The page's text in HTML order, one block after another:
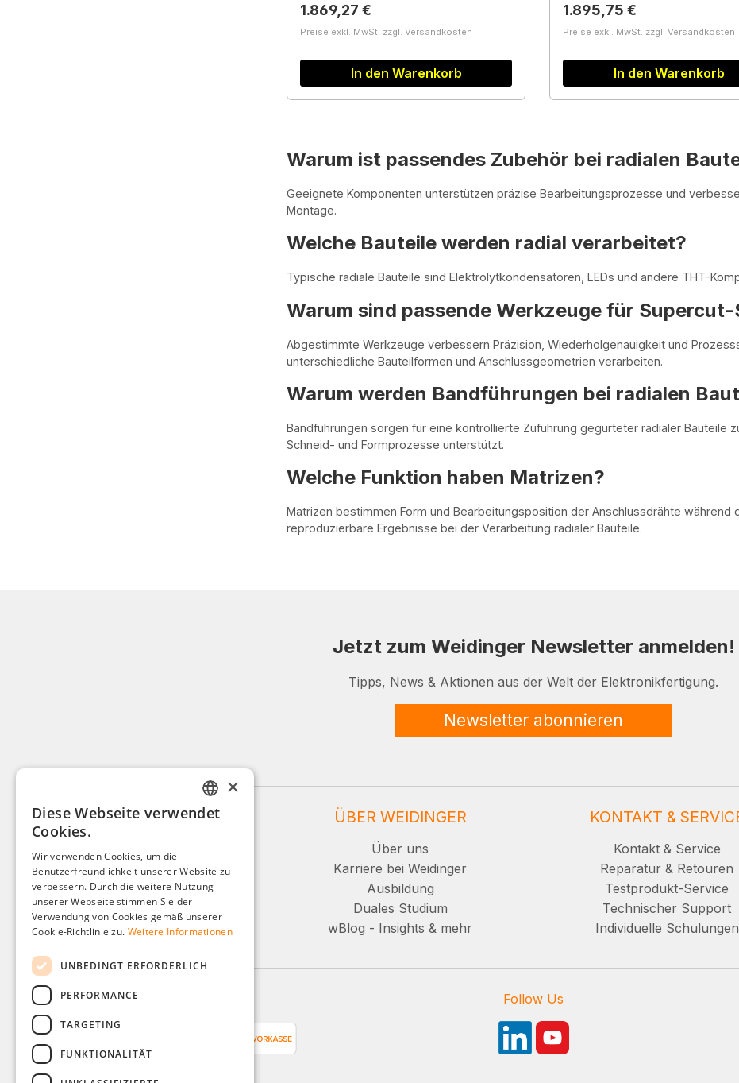
Regulärer Preis:
1.869,27 €
Preise exkl. MwSt. zzgl. Versandkosten
In den Warenkorb
Regulärer Preis:
1.895,75 €
Preise exkl. MwSt. zzgl. Versandkosten
In den Warenkorb
Warum ist passendes Zubehör bei radialen
Geeignete Komponenten unterstützen präzise Bearbeitungsprozesse und
Montage.
Welche Bauteile werden radial verarbeitet?
Typische radiale Bauteile sind Elektrolytkondensatoren, LEDs und andere THT-
Warum sind passende Werkzeuge für
Abgestimmte Werkzeuge verbessern Präzision, Wiederholgenauigkeit und
unterschiedliche Bauteilformen und Anschlussgeometrien verarbeiten.
Warum werden Bandführungen bei radialen
Bandführungen sorgen für eine kontrollierte Zuführung gegurteter radialer Bauteile
Schneid- und Formprozesse unterstützt.
Welche Funktion haben Matrizen?
Matrizen bestimmen Form und Bearbeitungsposition der Anschlussdrähte
reproduzierbare Ergebnisse bei der Verarbeitung radialer Bauteile.
Jetzt zum Weidinger Newsletter anmelden!
Tipps, News & Aktionen aus der Welt der Elektronikfertigung.
Newsletter abonnieren
WEIDINGER SERVICE
Service und Beratung:
+49 (0)8142 / 4289 - 300
Mo-Fr, 08:00 - 16:00 Uhr
Oder über unser Kontaktformular.
ÜBER WEIDINGER
Über uns
Karriere bei Weidinger
Ausbildung
Duales Studium
wBlog - Insights & mehr
KONTAKT &
Kontakt & Service
Reparatur & Retouren
Testprodukt-Service
Technischer Support
Individuelle Schulungen
Follow Us
GERMAN
FRENCH
DUTCH
×
Diese Webseite verwendet
Cookies.
Wir verwenden Cookies, um die
Benutzerfreundlichkeit unserer Website zu
verbessern. Durch die weitere Nutzung
unserer Webseite stimmen Sie der
Verwendung von Cookies gemäß unserer
Cookie-Richtlinie zu. Weitere Informationen
UNBEDINGT ERFORDERLICH
PERFORMANCE
TARGETING
FUNKTIONALITÄT